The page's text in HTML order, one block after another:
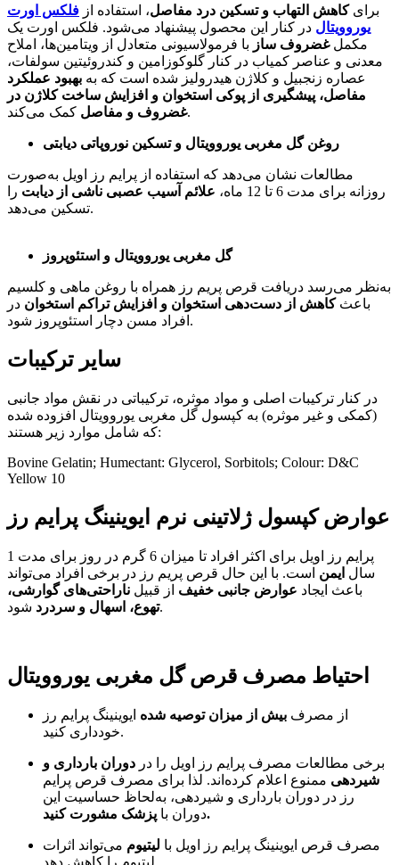
برای کاهش التهاب و تسکین درد مفاصل، استفاده از فلکس اورت
یوروویتال در کنار این محصول پیشنهاد می‌شود. فلکس اورت یک
مکملغضروف ساز با فرمولاسیونی متعادل از ویتامین‌ها، املاح
معدنی و عناصر کمیاب در کنار گلوکوزامین و کندروئیتین سولفات،
عصاره زنجبیل و کلاژن هیدرولیز شده است که به بهبود عملکرد
مفاصل، پیشگیری از پوکی استخوان و افزایش ساخت کلاژن در
غضروف و مفاصلکمک می‌کند.
روغن گل مغربی یوروویتال و تسکین نوروپاتی دیابتی
مطالعات نشان می‌دهد که استفاده از پرایم رز اویل به‌صورت
روزانه برای مدت 6 تا 12 ماه،
علائم آسیب عصبی ناشی از دیابت را
تسکین می‌دهد.
گل مغربی یوروویتال و استئوپروز
به‌نظر می‌رسد دریافت قرص پریم رز همراه با روغن ماهی و کلسیم
باعث کاهش از دست‌دهی استخوان و افزایش تراکم استخوان در
افراد مسن دچار استئوپروز ‌شود.
سایر ترکیبات
در کنار ترکیبات اصلی و مواد موثره، ترکیباتی در نقش مواد جانبی
(کمکی و غیر موثره) به کپسول گل مغربی یوروویتال افزوده شده
که شامل موارد زیر هستند:
Bovine Gelatin; Humectant: Glycerol, Sorbitols; Colour: D&C
Yellow 10
عوارض کپسول ژلاتینی نرم ایوینینگ پرایم رز
پرایم رز اویل برای اکثر افراد تا میزان 6 گرم در روز برای مدت 1
سال ایمن است. با این حال قرص پریم رز در برخی افراد می‌تواند
باعث ایجاد عوارض جانبی خفیف از قبیل ناراحتی‌های گوارشی،
تهوع، اسهال و سردردشود.
احتیاط مصرف قرص گل مغربی یوروویتال
از مصرف بیش از میزان توصیه شده ایوینینگ پرایم رز
خودداری کنید.
برخی مطالعات مصرف پرایم رز اویل را در دوران بارداری و
شیردهی ممنوع اعلام کرده‌اند. لذا برای مصرف قرص پرایم
رز در دوران بارداری و شیردهی، به‌لحاظ حساسیت این
دوران باپزشک مشورت کنید.
مصرف قرص ایوینینگ پرایم رز اویل با لیتیوم می‌تواند اثرات